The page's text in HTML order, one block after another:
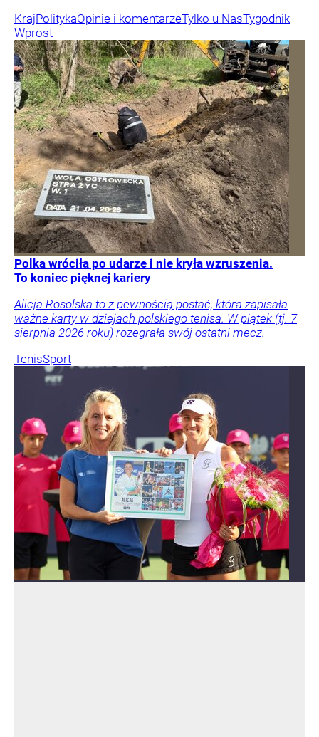
KrajPolitykaOpinie i komentarzeTylko u NasTygodnik
Wprost
Polka wróciła po udarze i nie kryła wzruszenia.
To koniec pięknej kariery
Alicja Rosolska to z pewnością postać, która zapisała
ważne karty w dziejach polskiego tenisa. W piątek (tj. 7
sierpnia 2026 roku) rozegrała swój ostatni mecz.
TenisSport